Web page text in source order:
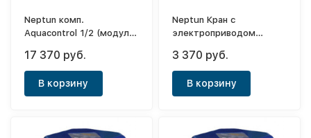
Neptun комп.
Aquacontrol 1/2 (модуль
пров.2шт+кран с
эл.привод.220В.2шт)
17 370 руб.
В корзину
Neptun Кран с
электроприводом
3 370 руб.
В корзину